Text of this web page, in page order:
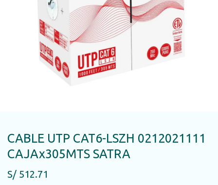
CABLE UTP CAT6-LSZH 0212021111
CAJAx305MTS SATRA
S/ 512.71